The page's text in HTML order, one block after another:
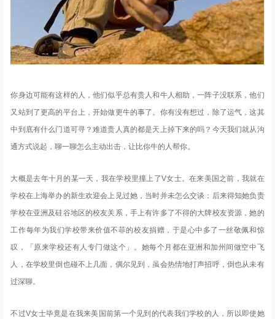
你身边可能有这样的人，他们似乎总有贵人和牛人相助，一阵子没联系，他们
又站到了更高的平台上，开始做更牛的事了。你有没有想过，除了运气，这其
中到底有什么门道可寻？难道贵人真的都是天上掉下来的吗？今天我们就从沟
通方式说起，聊一聊怎么主动出击，让比你牛的人帮你。
大概是去年十月的某一天，我在学校里撞上了V女士。在来美国之前，我就在
学校在上海举办的新生欢迎会上见过她，当时并未怎么交谈；后来得知她负责
学校在亚洲及硅谷地区的校友关系，手上有许多了不得的大牌校友资源，她的
工作每年为我们学校带来价值不菲的校友捐赠，于是心中多了一丝敬佩和惊
叹，「原来学校还有人专门做这个」。她每个月都在亚洲和加州间做空中飞
人，在学校里倒也碰不上几面，偶尔见到，虽会热情地打声招呼，倒也从未有
过深聊。
不过V女士毕竟是在我来美国前第一个见到的代表我们学校的人，所以即使她